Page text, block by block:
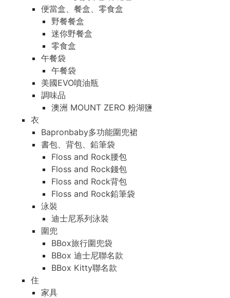
便當盒、餐盒、零食盒
野餐餐盒
迷你野餐盒
零食盒
午餐袋
午餐袋
美國EVO噴油瓶
調味品
澳洲 MOUNT ZERO 粉湖鹽
衣
Bapronbaby多功能圍兜裙
書包、背包、鉛筆袋
Floss and Rock腰包
Floss and Rock錢包
Floss and Rock背包
Floss and Rock鉛筆袋
泳裝
迪士尼系列泳裝
圍兜
BBox旅行圍兜袋
BBox 迪士尼聯名款
BBox Kitty聯名款
住
家具